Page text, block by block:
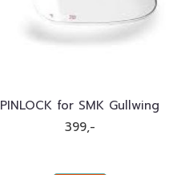
PINLOCK for SMK Gullwing
399,-